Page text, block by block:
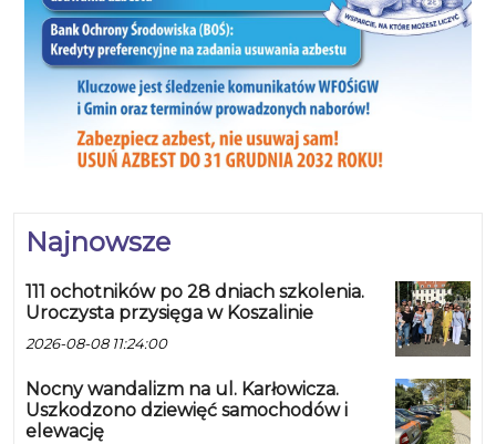
Najnowsze
111 ochotników po 28 dniach szkolenia.
Uroczysta przysięga w Koszalinie
2026-08-08 11:24:00
Nocny wandalizm na ul. Karłowicza.
Uszkodzono dziewięć samochodów i
elewację